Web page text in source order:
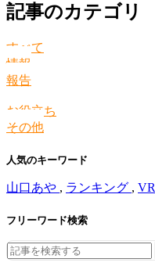
記事のカテゴリ
すべて
情報
報告
お役立ち
その他
人気のキーワード
山口あや , ランキング , VR
フリーワード検索
Search
for: